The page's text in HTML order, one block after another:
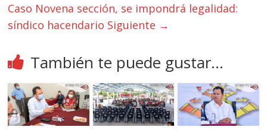
Caso Novena sección, se impondrá legalidad:
síndico hacendario Siguiente →
También te puede gustar...